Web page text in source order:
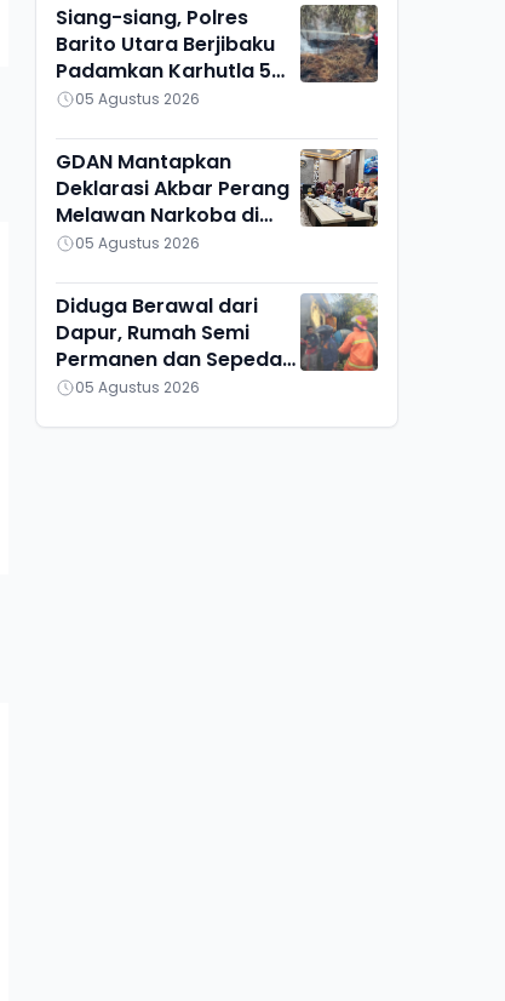
Siang-siang, Polres
Barito Utara Berjibaku
Padamkan Karhutla 5
Hektare di Bintang
05 Agustus 2026
GDAN Mantapkan
Deklarasi Akbar Perang
Melawan Narkoba di
Kalteng
05 Agustus 2026
Diduga Berawal dari
Dapur, Rumah Semi
Permanen dan Sepeda
Motor di Ketapang
05 Agustus 2026